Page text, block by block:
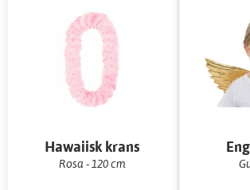
Hawaiisk krans
Rosa - 120 cm